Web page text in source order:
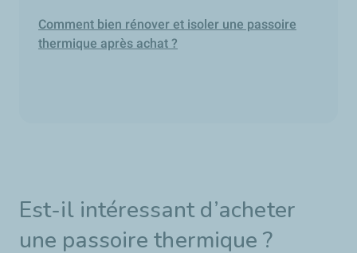
Comment bien rénover et isoler une passoire
thermique après achat ?
Est-il intéressant d’acheter
une passoire thermique ?